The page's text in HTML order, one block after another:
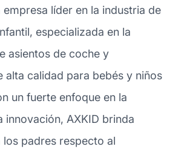
empresa líder en la industria de
especializada en la
asientos de coche y
alta calidad para bebés y niños
un fuerte enfoque en la
innovación, AXKID brinda
padres respecto al